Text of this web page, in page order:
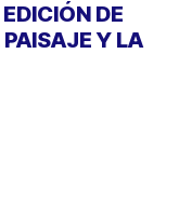
DE
Y LA